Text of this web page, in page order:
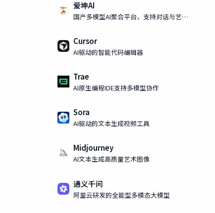
爱坤AI
国产多模型AI聚合平台，支持对话与艺术
Cursor
AI驱动的智能代码编辑器
Trae
AI原生编程IDE支持多模型协作
Sora
AI驱动的文本生成视频工具
Midjourney
AI文本生成高质量艺术图像
通义千问
阿里云研发的全能型多模态大模型